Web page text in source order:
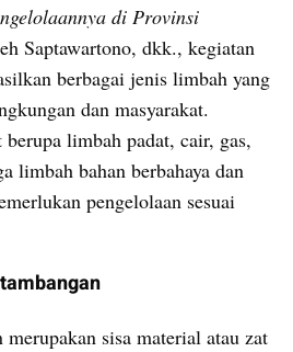
di Provinsi
Saptawartono, dkk., kegiatan
berbagai jenis limbah yang
dan masyarakat.
limbah padat, cair, gas,
limbah bahan berbahaya dan
pengelolaan sesuai
sisa material atau zat